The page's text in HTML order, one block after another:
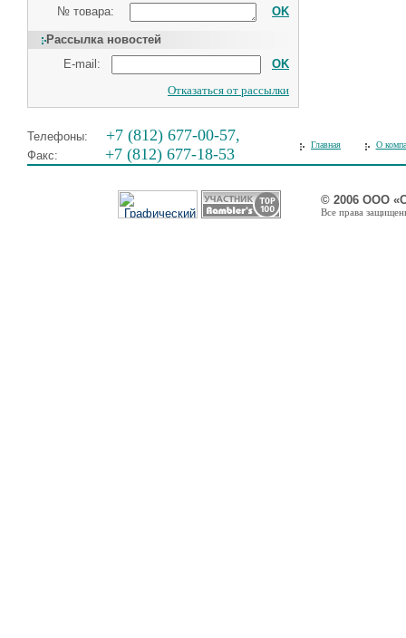
№ товара:
OK
Рассылка новостей
E-mail:
OK
Отказаться от рассылки
Телефоны: +7 (812) 677-00-57,
Факс: +7 (812) 677-18-53
Главная О
© 2006 ООО
Все права